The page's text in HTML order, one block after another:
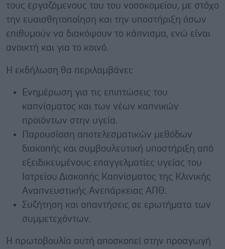
τους εργαζόμενους του του νοσοκομείου, με στόχο
την ευαισθητοποίηση και την υποστήριξη όσων
επιθυμούν να διακόψουν το κάπνισμα, ενώ είναι
ανοικτή και για το κοινό.
Η εκδήλωση θα περιλαμβάνει:
Ενημέρωση για τις επιπτώσεις του
καπνίσματος και των νέων καπνικών
προϊόντων στην υγεία.
Παρουσίαση αποτελεσματικών μεθόδων
διακοπής και συμβουλευτική υποστήριξη από
εξειδικευμένους επαγγελματίες υγείας του
Ιατρείου Διακοπής Καπνίσματος της Κλινικής
Αναπνευστικής Ανεπάρκειας ΑΠΘ.
Συζήτηση και απαντήσεις σε ερωτήματα των
συμμετεχόντων.
Η πρωτοβουλία αυτή αποσκοπεί στην προαγωγή